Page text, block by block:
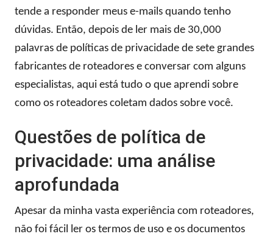
tende a responder meus e-mails quando tenho
dúvidas. Então, depois de ler mais de 30,000
palavras de políticas de privacidade de sete grandes
fabricantes de roteadores e conversar com alguns
especialistas, aqui está tudo o que aprendi sobre
como os roteadores coletam dados sobre você.
Questões de política de
privacidade: uma análise
aprofundada
Apesar da minha vasta experiência com roteadores,
não foi fácil ler os termos de uso e os documentos